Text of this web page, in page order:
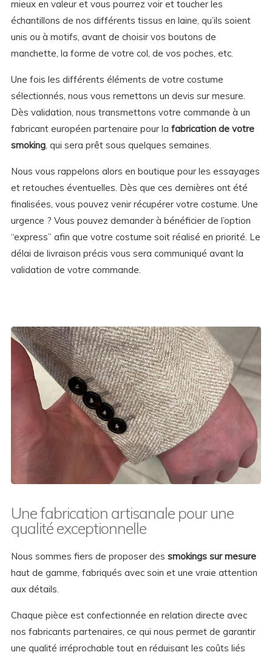
mieux en valeur et vous pourrez voir et toucher les
échantillons de nos différents tissus en laine, qu’ils soient
unis ou à motifs, avant de choisir vos boutons de
manchette, la forme de votre col, de vos poches, etc.
Une fois les différents éléments de votre costume
sélectionnés, nous vous remettons un devis sur mesure.
Dès validation, nous transmettons votre commande à un
fabricant européen partenaire pour la fabrication de votre
smoking, qui sera prêt sous quelques semaines.
Nous vous rappelons alors en boutique pour les essayages
et retouches éventuelles. Dès que ces dernières ont été
finalisées, vous pouvez venir récupérer votre costume. Une
urgence ? Vous pouvez demander à bénéficier de l’option
“express” afin que votre costume soit réalisé en priorité. Le
délai de livraison précis vous sera communiqué avant la
validation de votre commande.
Une fabrication artisanale pour une
qualité exceptionnelle
Nous sommes fiers de proposer des smokings sur mesure
haut de gamme, fabriqués avec soin et une vraie attention
aux détails.
Chaque pièce est confectionnée en relation directe avec
nos fabricants partenaires, ce qui nous permet de garantir
une qualité irréprochable tout en réduisant les coûts liés